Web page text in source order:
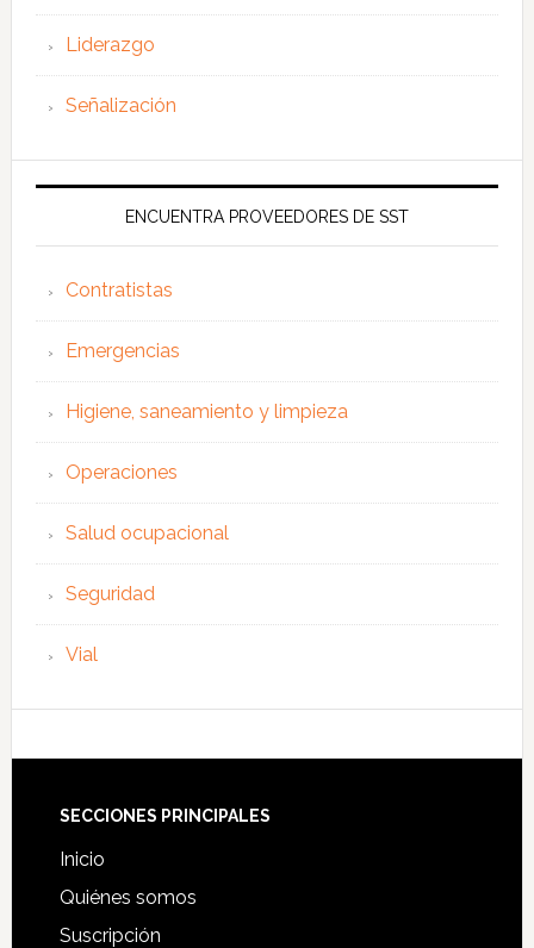
Liderazgo
Señalización
ENCUENTRA PROVEEDORES DE SST
Contratistas
Emergencias
Higiene, saneamiento y limpieza
Operaciones
Salud ocupacional
Seguridad
Vial
Footer
SECCIONES PRINCIPALES
Inicio
Quiénes somos
Suscripción